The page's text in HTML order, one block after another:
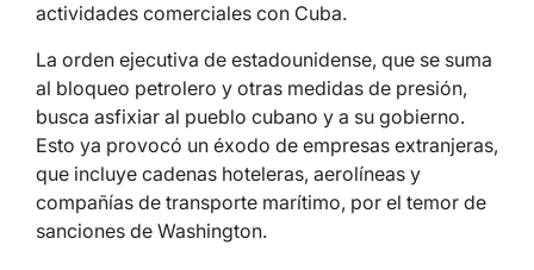
actividades comerciales con Cuba.
La orden ejecutiva de estadounidense, que se suma
al bloqueo petrolero y otras medidas de presión,
busca asfixiar al pueblo cubano y a su gobierno.
Esto ya provocó un éxodo de empresas extranjeras,
que incluye cadenas hoteleras, aerolíneas y
compañías de transporte marítimo, por el temor de
sanciones de Washington.